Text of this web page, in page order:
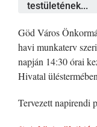
testületének...
Göd Város
havi munkaterv
napján 14:30 órai
Hivatal üléstermében
Tervezett napirendi